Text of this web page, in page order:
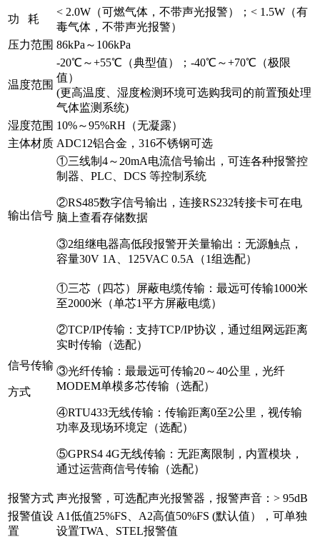
功 耗
< 2.0W（可燃气体，不带声光报警）；< 1.5W（有
毒气体，不带声光报警）
压力范围 86kPa～106kPa
温度范围
-20℃～+55℃（典型值）；-40℃～+70℃（极限
值）
(更高温度、湿度检测环境可选购我司的前置预处理
气体监测系统)
湿度范围 10%～95%RH（无凝露）
主体材质 ADC12铝合金，316不锈钢可选
输出信号
①三线制4～20mA电流信号输出，可连各种报警控
制器、PLC、DCS 等控制系统
②RS485数字信号输出，连接RS232转接卡可在电
脑上查看存储数据
③2组继电器高低段报警开关量输出：无源触点，
容量30V 1A、125VAC 0.5A（1组选配）
信号传输
方式
①三芯（四芯）屏蔽电缆传输：最远可传输1000米
至2000米（单芯1平方屏蔽电缆）
②TCP/IP传输：支持TCP/IP协议，通过组网远距离
实时传输（选配）
③光纤传输：最最远可传输20～40公里，光纤
MODEM单模多芯传输（选配）
④RTU433无线传输：传输距离0至2公里，视传输
功率及现场环境定（选配）
⑤GPRS4 4G无线传输：无距离限制，内置模块，
通过运营商信号传输（选配）
报警方式 声光报警，可选配声光报警器，报警声音：> 95dB
报警值设
置
A1低值25%FS、A2高值50%FS (默认值），可单独
设置TWA、STEL报警值